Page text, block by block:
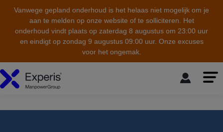
Vanwege gepland onderhoud is het helaas niet mogelijk om je
aan te melden op onze website of te solliciteren. Het
onderhoud vindt plaats op zaterdag 8 augustus om 23:00 uur
en eindigt op zondag 9 augustus 09:00 uur. Onze excuses
voor het ongemak.
skip to the main content